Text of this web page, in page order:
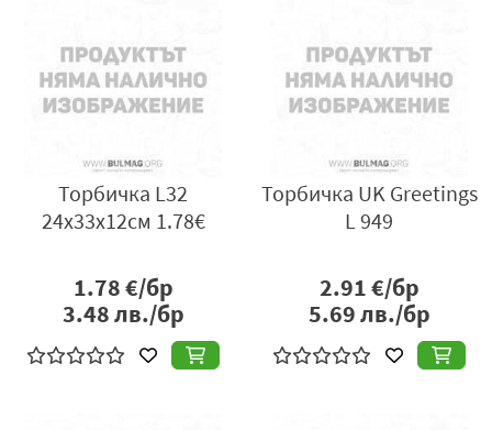
Торбичка L32
24х33х12см 1.78€
1.78€/бр
3.48лв./бр
Торбичка UK Greetings
L 949
2.91€/бр
5.69лв./бр